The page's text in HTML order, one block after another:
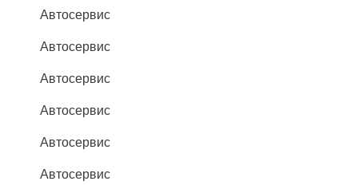
Автосервис
Автосервис
Автосервис
Автосервис
Автосервис
Автосервис